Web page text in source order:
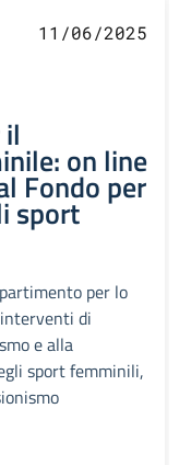
11/06/2025
on line
Fondo per
sport
per lo
interventi di
e alla
sport femminili,